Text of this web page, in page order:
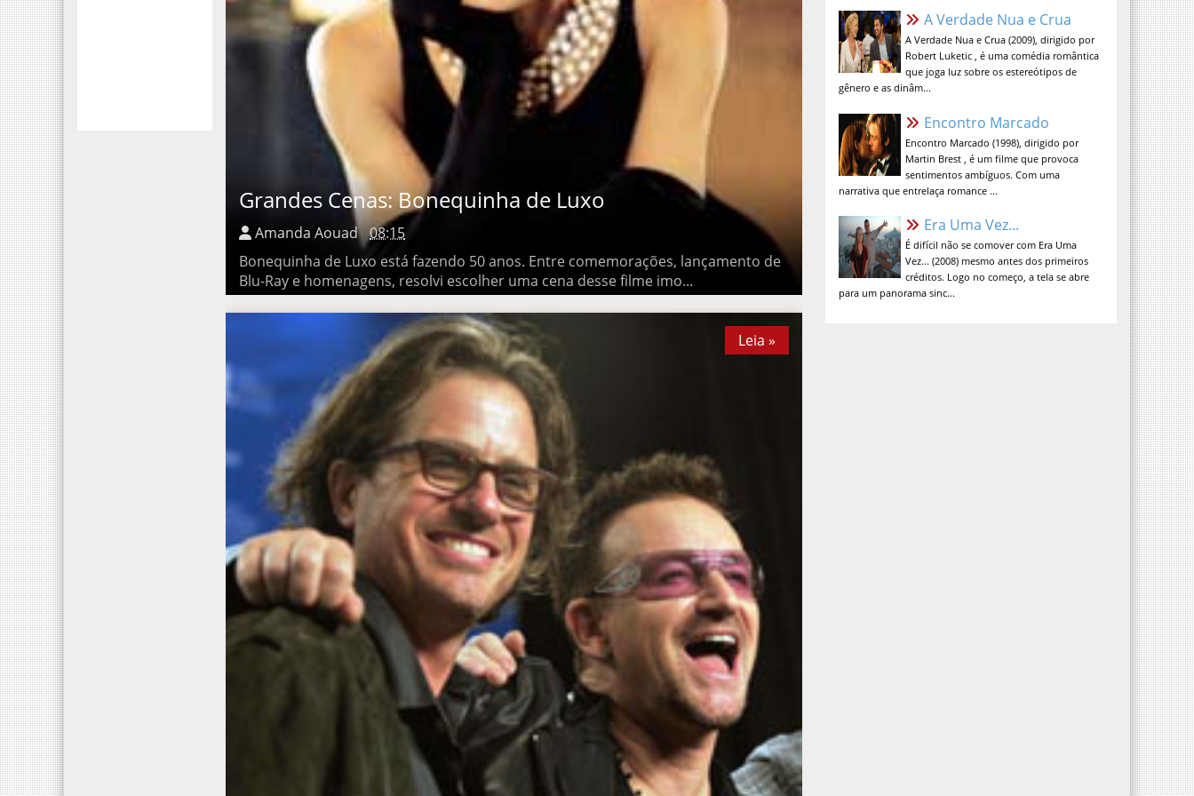
Grandes Cenas: Bonequinha de Luxo
Amanda Aouad
08:15
Bonequinha de Luxo está fazendo 50 anos. Entre comemorações, lançamento de Blu-Ray e
homenagens, resolvi escolher uma cena desse filme imo...
Leia »
A Verdade Nua e Crua (2009), dirigido por
Robert Luketic , é uma comédia romântica
que joga luz sobre os estereótipos de
gênero e as dinâm...
Encontro Marcado (1998), dirigido por
Martin Brest , é um filme que provoca
sentimentos ambíguos. Com uma
narrativa que entrelaça romance ...
É difícil não se comover com Era Uma
Vez... (2008) mesmo antes dos primeiros
créditos. Logo no começo, a tela se abre
para um panorama sinc...